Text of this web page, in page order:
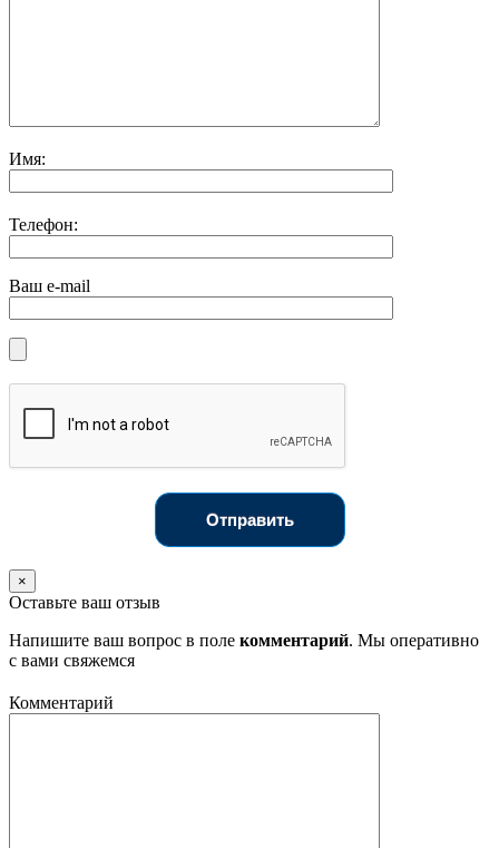
Имя:
Телефон:
Ваш e-mail
Отправить
×
Оставьте ваш отзыв
Напишите ваш вопрос в поле комментарий. Мы оперативно
с вами свяжемся
Комментарий